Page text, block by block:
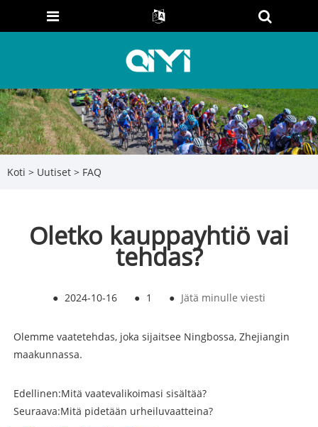
Koti > Uutiset > FAQ
Oletko kauppayhtiö vai
tehdas?
● 2024-10-16 ● 1 ● Jätä minulle viesti
Olemme vaatetehdas, joka sijaitsee Ningbossa, Zhejiangin
maakunnassa.
Edellinen:Mitä vaatevalikoimasi sisältää?
Seuraava:Mitä pidetään urheiluvaatteina?